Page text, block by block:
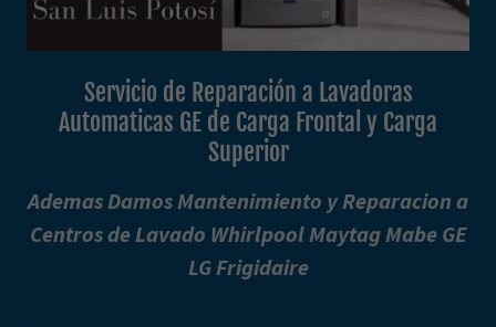
Servicio de Reparación a Lavadoras
Automaticas GE de Carga Frontal y Carga
Superior
Ademas Damos Mantenimiento y Reparacion a
Centros de Lavado Whirlpool Maytag Mabe GE
LG Frigidaire